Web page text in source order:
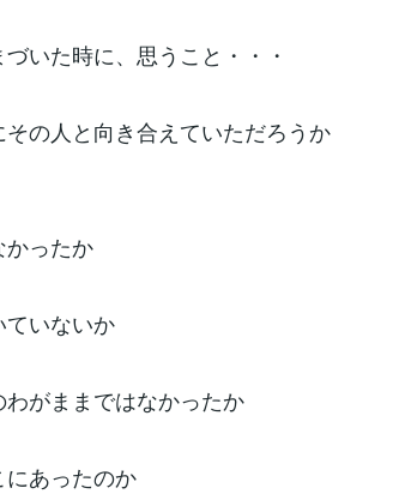
いた時に、思うこと・・・
の人と向き合えていただろうか
かったか
ていないか
がままではなかったか
あったのか